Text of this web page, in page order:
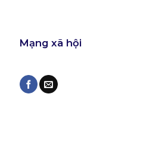
Mạng xã hội